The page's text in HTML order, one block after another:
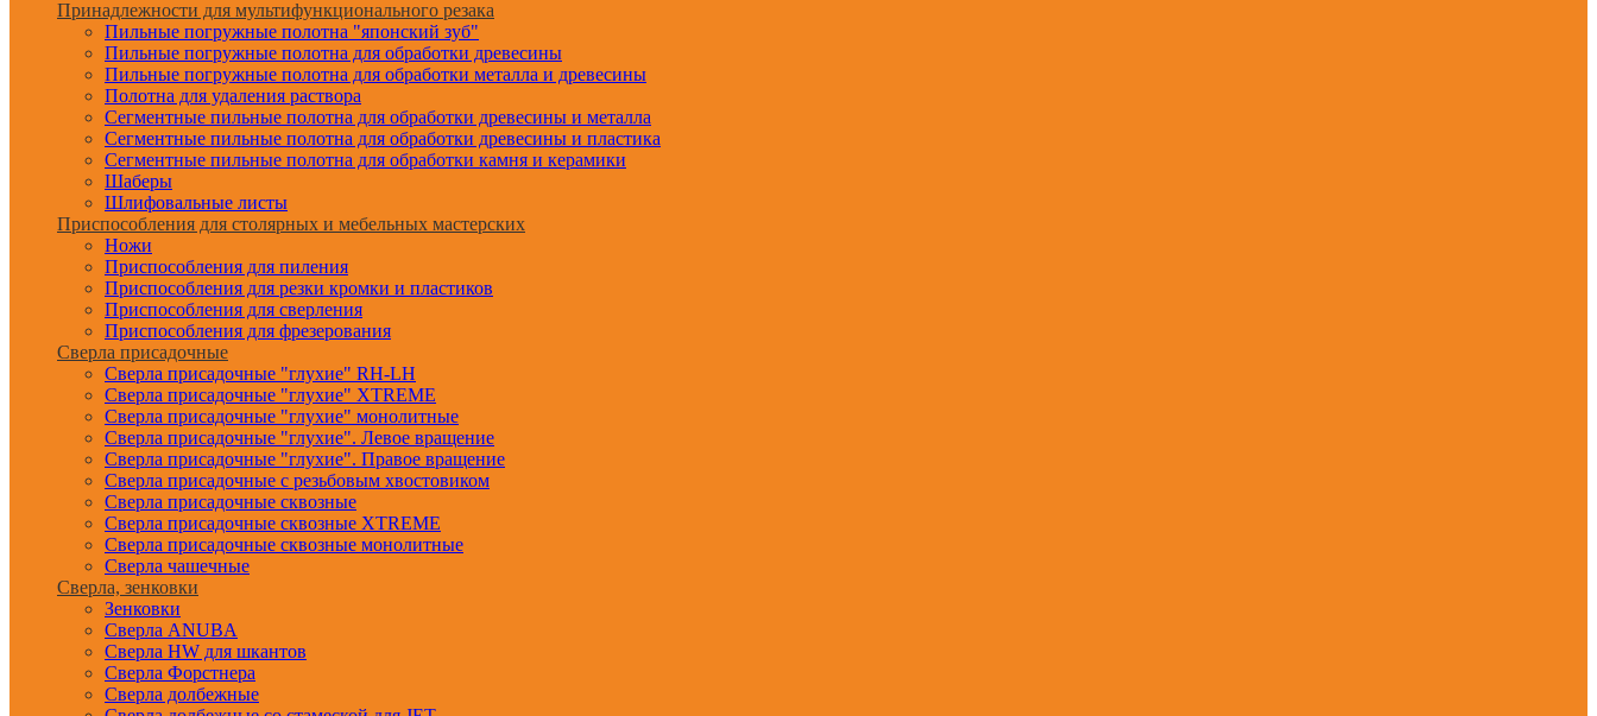
Принадлежности для мультифункционального резака
Пильные погружные полотна "японский зуб"
Пильные погружные полотна для обработки древесины
Пильные погружные полотна для обработки металла и древесины
Полотна для удаления раствора
Сегментные пильные полотна для обработки древесины и металла
Сегментные пильные полотна для обработки древесины и пластика
Сегментные пильные полотна для обработки камня и керамики
Шаберы
Шлифовальные листы
Приспособления для столярных и мебельных мастерских
Ножи
Приспособления для пиления
Приспособления для резки кромки и пластиков
Приспособления для сверления
Приспособления для фрезерования
Сверла присадочные
Сверла присадочные "глухие" RH-LH
Сверла присадочные "глухие" XTREME
Сверла присадочные "глухие" монолитные
Сверла присадочные "глухие". Левое вращение
Сверла присадочные "глухие". Правое вращение
Сверла присадочные с резьбовым хвостовиком
Сверла присадочные сквозные
Сверла присадочные сквозные XTREME
Сверла присадочные сквозные монолитные
Сверла чашечные
Сверла, зенковки
Зенковки
Сверла ANUBA
Сверла HW для шкантов
Сверла Форстнера
Сверла долбежные